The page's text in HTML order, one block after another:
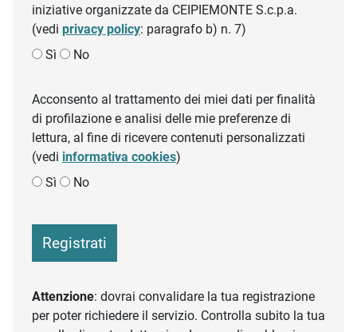
iniziative organizzate da CEIPIEMONTE S.c.p.a.
(vedi privacy policy: paragrafo b) n. 7)
Sì
No
Acconsento al trattamento dei miei dati per finalità
di profilazione e analisi delle mie preferenze di
lettura, al fine di ricevere contenuti personalizzati
(vedi informativa cookies)
Sì
No
Registrati
Attenzione: dovrai convalidare la tua registrazione
per poter richiedere il servizio. Controlla subito la tua